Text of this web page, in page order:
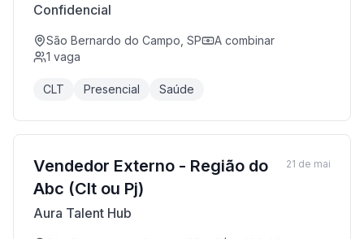
Confidencial
São Bernardo do Campo, SP
A combinar
1 vaga
CLT Presencial Saúde
Vendedor Externo - Região do
Abc (Clt ou Pj)
Aura Talent Hub
21 de mai